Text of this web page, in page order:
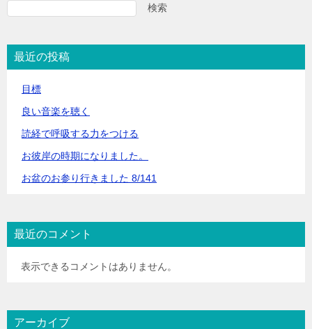
検索
最近の投稿
目標
良い音楽を聴く
読経で呼吸する力をつける
お彼岸の時期になりました。
お盆のお参り行きました 8/141
最近のコメント
表示できるコメントはありません。
アーカイブ